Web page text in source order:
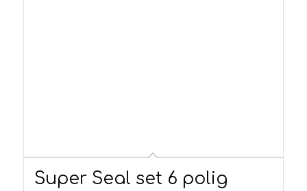
Super Seal set 6 polig